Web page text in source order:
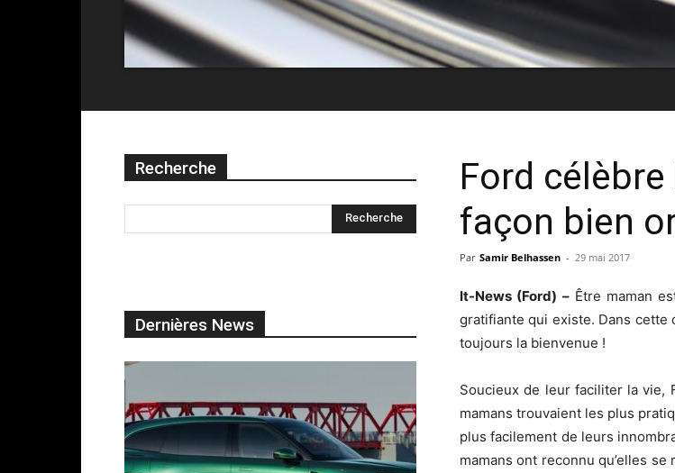
Ford
façon bien
Par Samir Belhassen - 29 mai 2017
It-News (Ford) –Être maman
gratifiante qui existe. Dans cette
toujours la bienvenue !
Soucieux de leur faciliter la vie,
mamans trouvaient les plus
plus facilement de leurs
mamans ont reconnu qu’elles
Recherche
Dernières News